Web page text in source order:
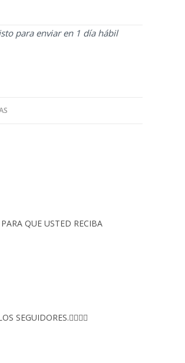
para enviar en 1 día hábil
QUE USTED RECIBA
SEGUIDORES.👇🏻👇🏻